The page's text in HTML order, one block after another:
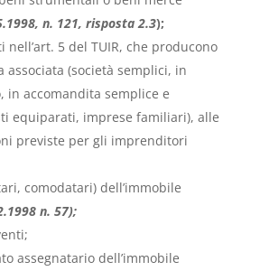
n. 121, risposta 2.3);
nell’art. 5 del TUIR, che producono
(società semplici, in
in accomandita semplice e
equiparati, imprese familiari), alle
previste per gli imprenditori
comodatari) dell’immobile
n. 57);
assegnatario dell’immobile